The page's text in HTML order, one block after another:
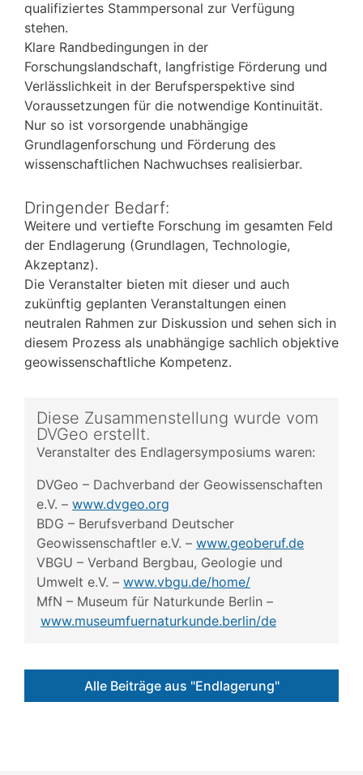
qualifiziertes Stammpersonal zur Verfügung
stehen.
Klare Randbedingungen in der
Forschungslandschaft, langfristige Förderung und
Verlässlichkeit in der Berufsperspektive sind
Voraussetzungen für die notwendige Kontinuität.
Nur so ist vorsorgende unabhängige
Grundlagenforschung und Förderung des
wissenschaftlichen Nachwuchses realisierbar.
Dringender Bedarf:
Weitere und vertiefte Forschung im gesamten Feld
der Endlagerung (Grundlagen, Technologie,
Akzeptanz).
Die Veranstalter bieten mit dieser und auch
zukünftig geplanten Veranstaltungen einen
neutralen Rahmen zur Diskussion und sehen sich in
diesem Prozess als unabhängige sachlich objektive
geowissenschaftliche Kompetenz.
Diese Zusammenstellung wurde vom
DVGeo erstellt.
Veranstalter des Endlagersymposiums waren:
DVGeo – Dachverband der Geowissenschaften
e.V. – www.dvgeo.org
BDG – Berufsverband Deutscher
Geowissenschaftler e.V. – www.geoberuf.de
VBGU – Verband Bergbau, Geologie und
Umwelt e.V. – www.vbgu.de/home/
MfN – Museum für Naturkunde Berlin –
www.museumfuernaturkunde.berlin/de
Alle Beiträge aus "Endlagerung"